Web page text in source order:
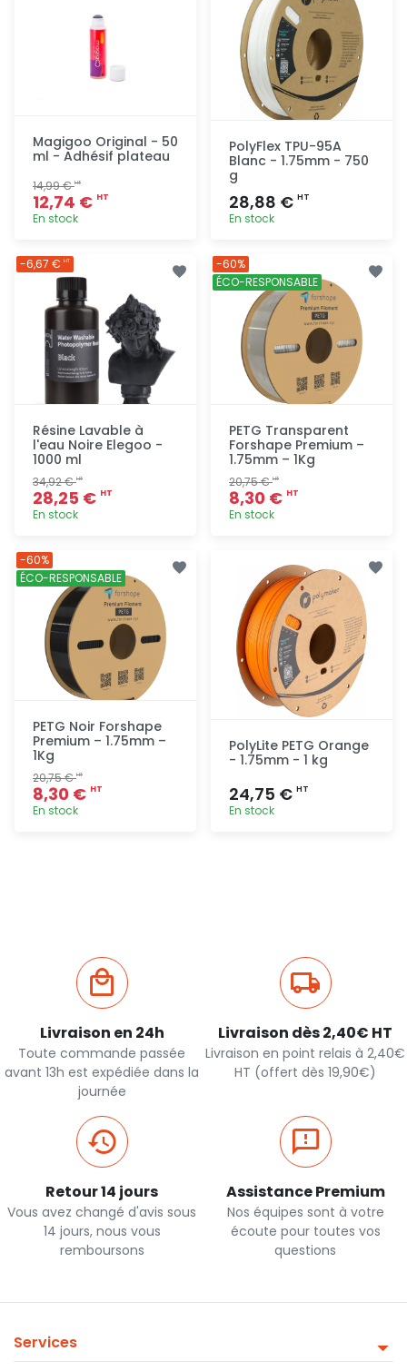
Magigoo Original - 50
ml - Adhésif plateau
14,99 €HT
12,74 € HT
En stock
PolyFlex TPU-95A
Blanc - 1.75mm - 750
g
28,88 € HT
En stock
rapide
Résine Lavable à
l'eau Noire Elegoo -
1000 ml
34,92 €HT
28,25 € HT
En stock
rapide
-6,67 € HT
PETG Transparent
Forshape Premium –
1.75mm – 1Kg
20,75 €HT
8,30 € HT
En stock
rapide
-60%
ÉCO-RESPONSABLE
PETG Noir Forshape
Premium – 1.75mm –
1Kg
20,75 €HT
8,30 € HT
En stock
-60%
ÉCO-RESPONSABLE
PolyLite PETG Orange
- 1.75mm - 1 kg
24,75 € HT
En stock
Livraison en 24h
Toute commande passée
avant 13h est expédiée dans la
journée
Livraison dès 2,40€ HT
Livraison en point relais à 2,40€
HT (offert dès 19,90€)
Retour 14 jours
Vous avez changé d'avis sous
14 jours, nous vous
remboursons
Assistance Premium
Nos équipes sont à votre
écoute pour toutes vos
questions
Services